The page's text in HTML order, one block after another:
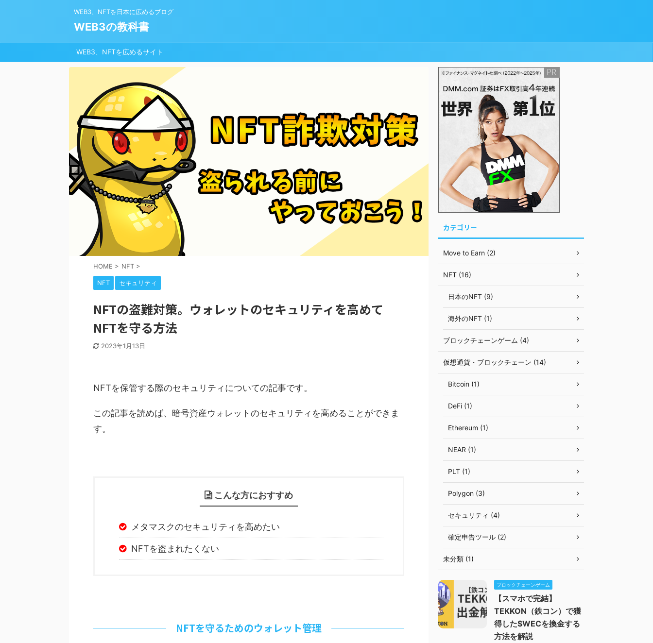
WEB3、NFTを日本に広めるブログ
WEB3の教科書
WEB3、NFTを広めるサイト
HOME > NFT >
NFT セキュリティ
NFTの盗難対策。ウォレットのセキュリティを高めて
NFTを守る方法
2023年1月13日
NFTを保管する際のセキュリティについての記事です。
この記事を読めば、暗号資産ウォレットのセキュリティを高めることができま
す。
こんな方におすすめ
メタマスクのセキュリティを高めたい
NFTを盗まれたくない
NFTを守るためのウォレット管理
カテゴリー
Move to Earn (2)
NFT (16)
日本のNFT (9)
海外のNFT (1)
ブロックチェーンゲーム (4)
仮想通貨・ブロックチェーン (14)
Bitcoin (1)
DeFi (1)
Ethereum (1)
NEAR (1)
PLT (1)
Polygon (3)
セキュリティ (4)
確定申告ツール (2)
未分類 (1)
ブロックチェーンゲーム
【スマホで完結】
TEKKON（鉄コン）で獲
得した$WECを換金する
方法を解説